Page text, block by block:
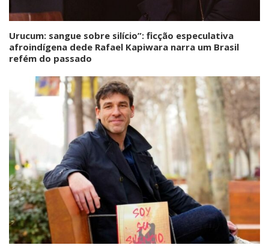
Urucum: sangue sobre silício”: ficção especulativa
afroindígena dede Rafael Kapiwara narra um Brasil
refém do passado